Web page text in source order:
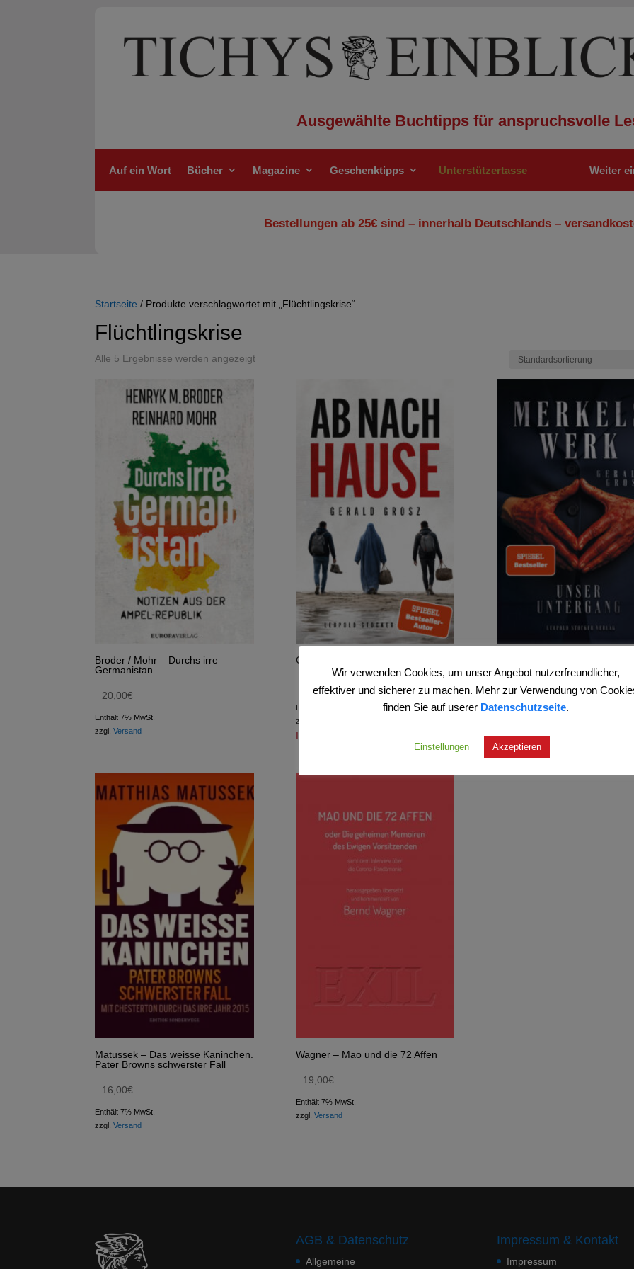
Ausgewählte Buchtipps für anspruchsvolle
Auf ein Wort Bücher Magazine Geschenktipps Unterstützertasse Weiter
Bestellungen ab 25€ sind – innerhalb Deutschlands –
Startseite / Produkte verschlagwortet mit „Flüchtlingskrise“
Flüchtlingskrise
Alle 5 Ergebnisse werden angezeigt
Broder / Mohr – Durchs irre
Germanistan
20,00€
Enthält 7% MwSt.
zzgl.Versand
Grosz – Ab nach Hause
22,00€
Enthält 7% MwSt.
zzgl.
In Kürze verfügbar
Untergang
26,00€
Matussek – Das weisse Kaninchen.
Pater Browns schwerster Fall
16,00€
Enthält 7% MwSt.
zzgl.Versand
Wagner – Mao und die 72 Affen
19,00€
Enthält 7% MwSt.
zzgl. Versand
AGB & Datenschutz
Allgemeine
Impressum & Kontakt
Impressum
Wir verwenden Cookies, um unser Angebot nutzerfreundlicher,
effektiver und sicherer zu machen. Mehr zur Verwendung von
finden Sie auf userer Datenschutzseite.
Einstellungen Akzeptieren